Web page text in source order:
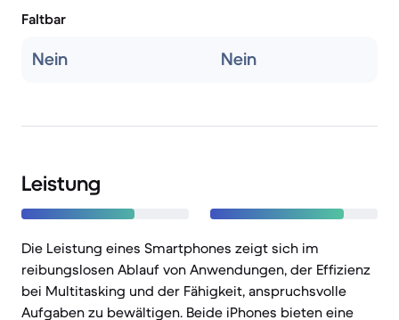
Faltbar
Nein Nein
Leistung
Die Leistung eines Smartphones zeigt sich im
reibungslosen Ablauf von Anwendungen, der Effizienz
bei Multitasking und der Fähigkeit, anspruchsvolle
Aufgaben zu bewältigen. Beide iPhones bieten eine